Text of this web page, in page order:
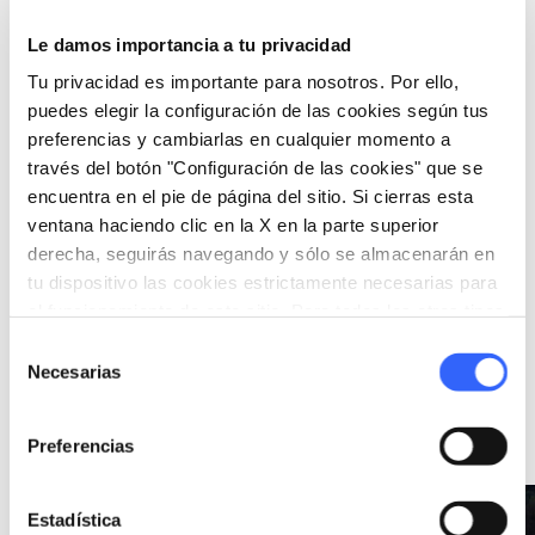
Le damos importancia a tu privacidad
Tu privacidad es importante para nosotros. Por ello,
puedes elegir la configuración de las cookies según tus
preferencias y cambiarlas en cualquier momento a
través del botón "Configuración de las cookies" que se
encuentra en el pie de página del sitio. Si cierras esta
ventana haciendo clic en la X en la parte superior
derecha, seguirás navegando y sólo se almacenarán en
tu dispositivo las cookies estrictamente necesarias para
Necesarias
Preferencias
Estadística
BargaJazz Festival
Julio - Agosto
Ideas Ver en el mapa
favorite_border